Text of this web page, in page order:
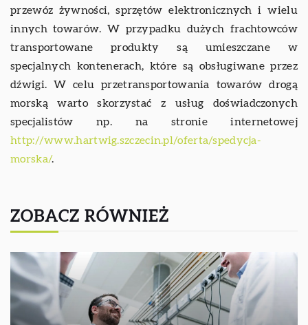
przewóz żywności, sprzętów elektronicznych i wielu
innych towarów. W przypadku dużych frachtowców
transportowane produkty są umieszczane w
specjalnych kontenerach, które są obsługiwane przez
dźwigi. W celu przetransportowania towarów drogą
morską warto skorzystać z usług doświadczonych
specjalistów np. na stronie internetowej
http://www.hartwig.szczecin.pl/oferta/spedycja-
morska/.
ZOBACZ RÓWNIEŻ